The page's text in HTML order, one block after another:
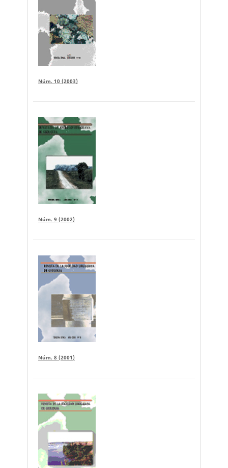
Núm. 10 (2003)
Núm. 9 (2002)
Núm. 8 (2001)